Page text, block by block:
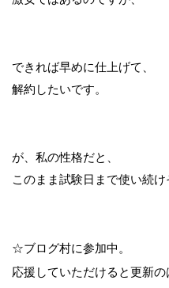
できれば早めに仕上げて、
解約したいです。
が、私の性格だと、
このまま試験日まで使い続
☆ブログ村に参加中。
応援していただけると更新の